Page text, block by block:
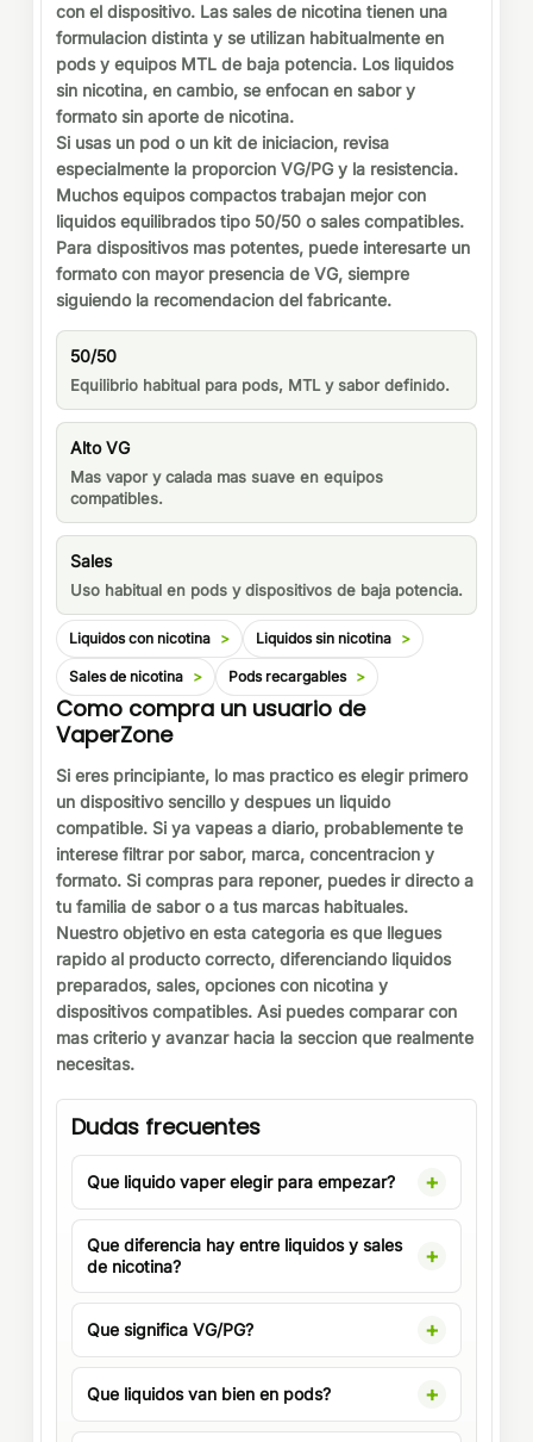
con el dispositivo. Las sales de nicotina tienen una
formulacion distinta y se utilizan habitualmente en
pods y equipos MTL de baja potencia. Los liquidos
sin nicotina, en cambio, se enfocan en sabor y
formato sin aporte de nicotina.
Si usas un pod o un kit de iniciacion, revisa
especialmente la proporcion VG/PG y la resistencia.
Muchos equipos compactos trabajan mejor con
liquidos equilibrados tipo 50/50 o sales compatibles.
Para dispositivos mas potentes, puede interesarte un
formato con mayor presencia de VG, siempre
siguiendo la recomendacion del fabricante.
50/50
Equilibrio habitual para pods, MTL y sabor definido.
Alto VG
Mas vapor y calada mas suave en equipos
compatibles.
Sales
Uso habitual en pods y dispositivos de baja potencia.
Liquidos con nicotina Liquidos sin nicotina
Sales de nicotina Pods recargables
Como compra un usuario de
VaperZone
Si eres principiante, lo mas practico es elegir primero
un dispositivo sencillo y despues un liquido
compatible. Si ya vapeas a diario, probablemente te
interese filtrar por sabor, marca, concentracion y
formato. Si compras para reponer, puedes ir directo a
tu familia de sabor o a tus marcas habituales.
Nuestro objetivo en esta categoria es que llegues
rapido al producto correcto, diferenciando liquidos
preparados, sales, opciones con nicotina y
dispositivos compatibles. Asi puedes comparar con
mas criterio y avanzar hacia la seccion que realmente
necesitas.
Dudas frecuentes
Que liquido vaper elegir para empezar?
Que diferencia hay entre liquidos y sales
de nicotina?
Que significa VG/PG?
Que liquidos van bien en pods?